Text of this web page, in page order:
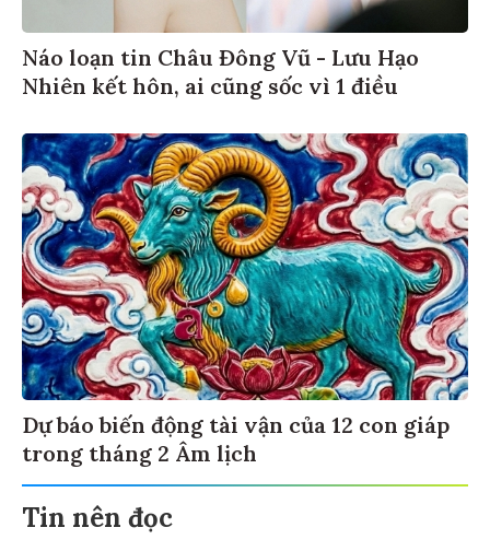
Náo loạn tin Châu Đông Vũ - Lưu Hạo
Nhiên kết hôn, ai cũng sốc vì 1 điều
Dự báo biến động tài vận của 12 con giáp
trong tháng 2 Âm lịch
Tin nên đọc